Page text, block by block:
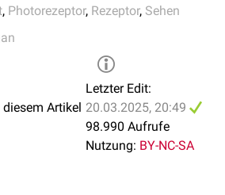
von der 0,5 mm schmalenParafovea
deutlich weniger Zapfen und
, Photorezeptor, Rezeptor, Sehen
Artikel
Letzter Edit:
20.03.2025, 20:49
98.990 Aufrufe
Nutzung: BY-NC-SA